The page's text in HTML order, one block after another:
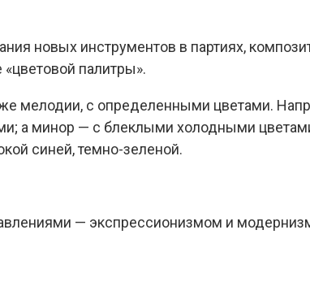
новых инструментов в партиях,
палитры».
мелодии, с определенными цветами.
а минор — с блеклыми холодными
синей, темно-зеленой.
— экспрессионизмом и